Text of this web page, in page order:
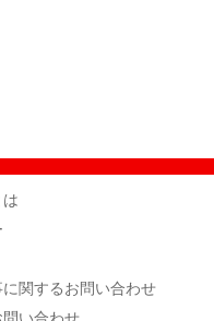
関するお問い合わせ